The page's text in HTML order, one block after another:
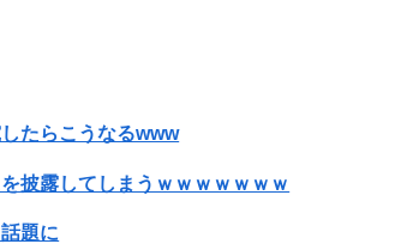
たらこうなるwww
披露してしまうｗｗｗｗｗｗｗ
題に